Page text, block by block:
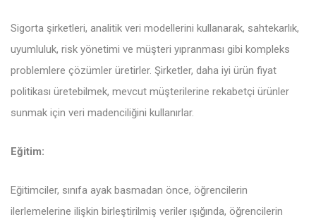
Sigorta şirketleri, analitik veri modellerini kullanarak, sahtekarlık,
uyumluluk, risk yönetimi ve müşteri yıpranması gibi kompleks
problemlere çözümler üretirler. Şirketler, daha iyi ürün fiyat
politikası üretebilmek, mevcut müşterilerine rekabetçi ürünler
sunmak için veri madenciliğini kullanırlar.
Eğitim:
Eğitimciler, sınıfa ayak basmadan önce, öğrencilerin
ilerlemelerine ilişkin birleştirilmiş veriler ışığında, öğrencilerin